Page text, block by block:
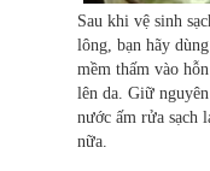
Sau khi vệ sinh
lông, bạn hãy
mềm thấm vào
lên da. Giữ
nước ấm rửa sạch
nữa.